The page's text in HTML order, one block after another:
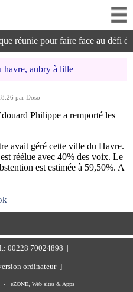
réunie pour faire face au défi
havre, aubry à lille
par Doso
Philippe a remporté les
avait géré cette ville du Havre.
réélue avec 40% des voix. Le
est estimée à 59,50%. A
00228 70024898 |
ordinateur ]
- eZONE, Web sites & Apps